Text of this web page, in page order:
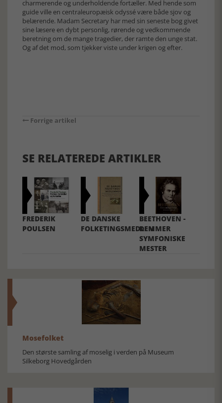
charmerende og underholdende fortæller. Med hende som
guide ville en centraleuropæisk odyssé være både sjov og
belærende. Madam Secretary har med sin seneste bog givet
sine læsere en dybt personlig, rørende og vedkommende
beretning om de mange tragedier, der ramte den unge stat.
Og af det mod, som tjekker viste under krigen og efter.
Forrige artikel
SE RELATEREDE ARTIKLER
FREDERIK
POULSEN
DE DANSKE
FOLKETINGSMEDLEMMER
BEETHOVEN -
DEN
SYMFONISKE
MESTER
Mosefolket
Den største samling af moselig i verden på Museum
Silkeborg Hovedgården